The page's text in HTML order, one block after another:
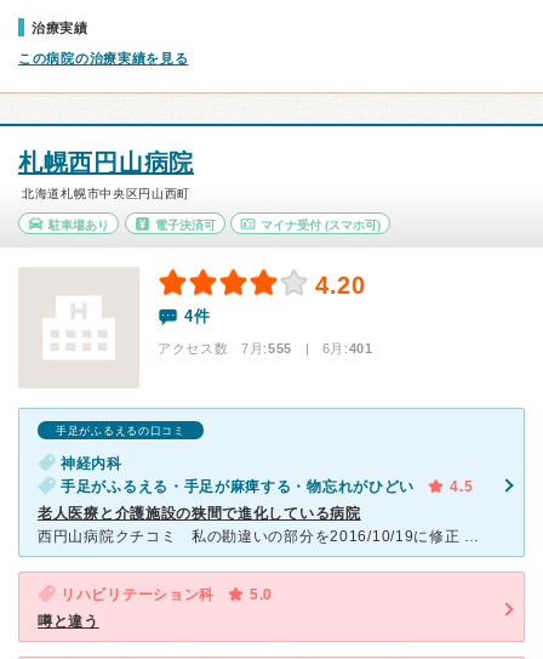
治療実績
この病院の治療実績を見る
札幌西円山病院
北海道札幌市中央区円山西町
駐車場あり 電子決済可 マイナ受付 (スマホ可)
4.20
4件
アクセス数 7月:555 | 6月:401
手足がふるえるの口コミ
神経内科
手足がふるえる・手足が麻痺する・物忘れがひどい
4.5
老人医療と介護施設の狭間で進化している病院
西円山病院クチコミ 私の勘違いの部分を2016/10/19に修正 ◆ 動機【きっかけ】 義母がパーキンソンの疑いで神経内科にかかっていましたが、転倒して何度も転んで骨は折れていないのに体が
リハビリテーション科
5.0
噂と違う